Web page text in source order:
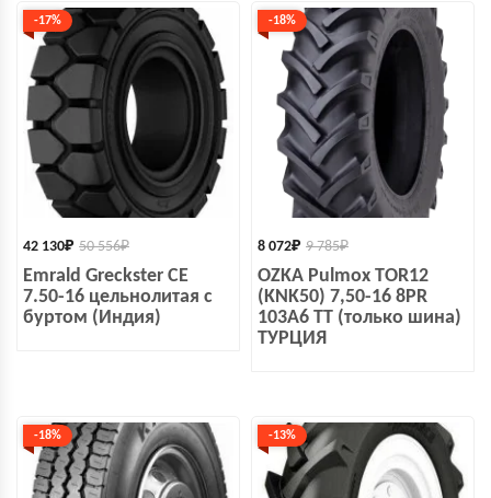
-17%
50 556₽
42 130₽
Emrald Greckster СЕ
7.50-16 цельнолитая с
буртом (Индия)
-18%
9 785₽
8 072₽
OZKA Pulmox TOR12
(KNK50) 7,50-16 8PR
103A6 TT (только шина)
ТУРЦИЯ
-18% -13%